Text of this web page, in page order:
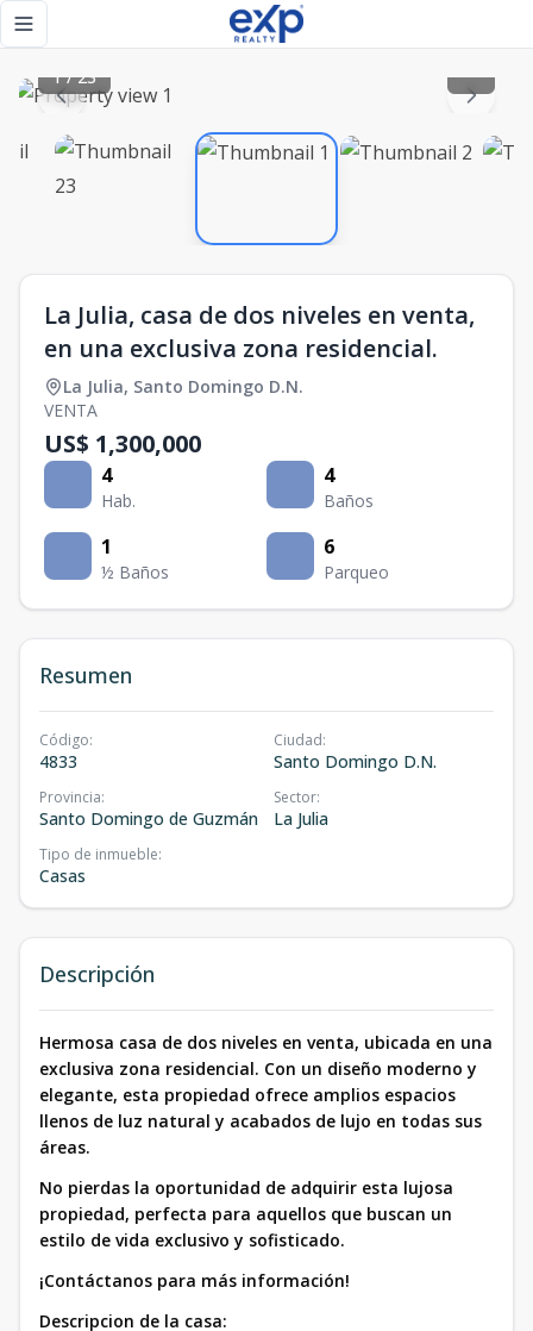
Toggle navigation menu
1/23
La Julia, casa de dos niveles en venta,
en una exclusiva zona residencial.
La Julia, Santo Domingo D.N.
VENTA
US$ 1,300,000
4
Hab.
4
Baños
1
½ Baños
6
Parqueo
Resumen
Código:
4833
Ciudad:
Santo Domingo D.N.
Provincia:
Santo Domingo de Guzmán
Sector:
La Julia
Tipo de inmueble:
Casas
Descripción
Hermosa casa de dos niveles en venta, ubicada en una
exclusiva zona residencial. Con un diseño moderno y
elegante, esta propiedad ofrece amplios espacios
llenos de luz natural y acabados de lujo en todas sus
áreas.
No pierdas la oportunidad de adquirir esta lujosa
propiedad, perfecta para aquellos que buscan un
estilo de vida exclusivo y sofisticado.
¡Contáctanos para más información!
Descripcion de la casa:
La Julia, casa de dos niveles en venta, en una exclusiva